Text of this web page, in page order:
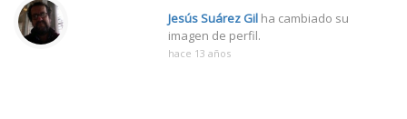
Jesús Suárez Gil ha cambiado su
imagen de perfil.
hace 13 años